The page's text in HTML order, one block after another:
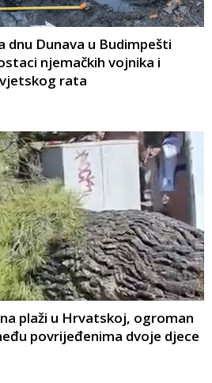
dnu Dunava u Budimpešti
njemačkih vojnika i
rata
na plaži u Hrvatskoj, ogroman
povrijeđenima dvoje djece